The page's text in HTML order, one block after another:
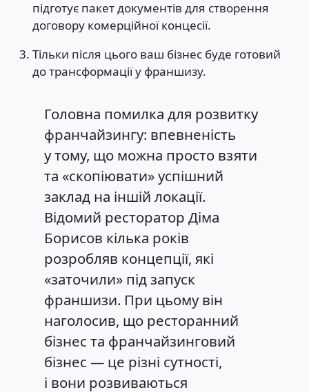
підготує пакет документів для створення
договору комерційної концесії.
Тільки після цього ваш бізнес буде готовий
до трансформації у франшизу.
Головна помилка для розвитку
франчайзингу: впевненість
у тому, що можна просто взяти
та «скопіювати» успішний
заклад на іншій локації.
Відомий ресторатор Діма
Борисов кілька років
розробляв концепції, які
«заточили» під запуск
франшизи. При цьому він
наголосив, що ресторанний
бізнес та франчайзинговий
бізнес — це різні сутності,
і вони розвиваються